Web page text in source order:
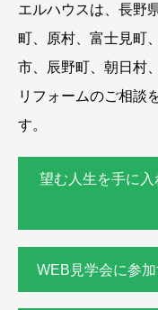
エルハウスは、長野
町、原村、富士見町
市、辰野町、朝日村
リフォームのご相談
す。
望む人生を手に
WEB見学会に参加